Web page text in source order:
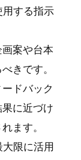
用する指示
案や台本
きです。
ドバック
に近づけ
ます。
限に活用